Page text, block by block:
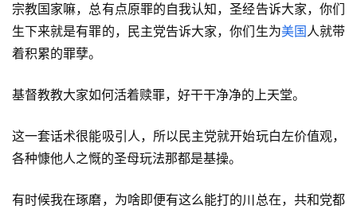
宗教国家嘛，总有点原罪的自我认知，圣经告诉大家，你们
生下来就是有罪的，民主党告诉大家，你们生为美国人就带
着积累的罪孽。
基督教教大家如何活着赎罪，好干干净净的上天堂。
这一套话术很能吸引人，所以民主党就开始玩白左价值观，
各种慷他人之慨的圣母玩法那都是基操。
有时候我在琢磨，为啥即便有这么能打的川总在，共和党都